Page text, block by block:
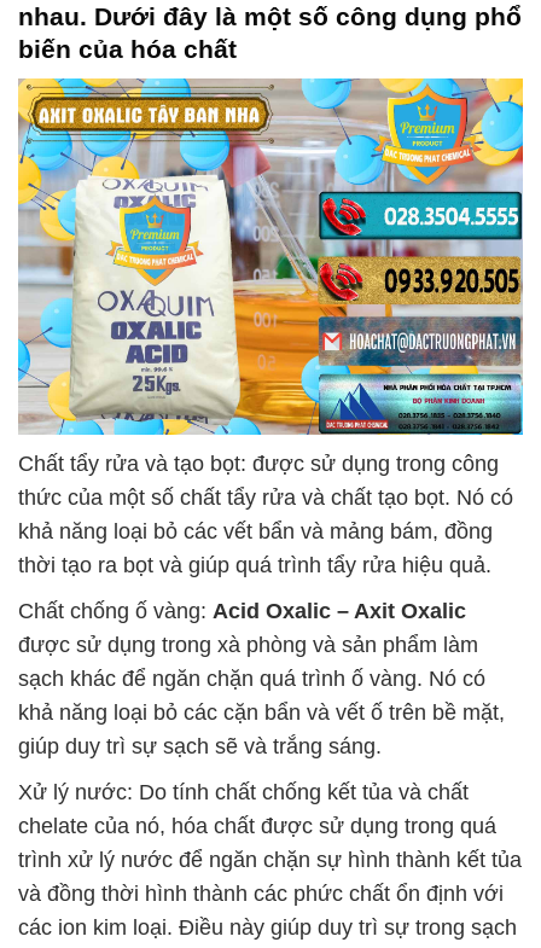
nhau. Dưới đây là một số công dụng phổ
biến của hóa chất
Chất tẩy rửa và tạo bọt: được sử dụng trong công
thức của một số chất tẩy rửa và chất tạo bọt. Nó có
khả năng loại bỏ các vết bẩn và mảng bám, đồng
thời tạo ra bọt và giúp quá trình tẩy rửa hiệu quả.
Chất chống ố vàng: Acid Oxalic – Axit Oxalic
được sử dụng trong xà phòng và sản phẩm làm
sạch khác để ngăn chặn quá trình ố vàng. Nó có
khả năng loại bỏ các cặn bẩn và vết ố trên bề mặt,
giúp duy trì sự sạch sẽ và trắng sáng.
Xử lý nước: Do tính chất chống kết tủa và chất
chelate của nó, hóa chất được sử dụng trong quá
trình xử lý nước để ngăn chặn sự hình thành kết tủa
và đồng thời hình thành các phức chất ổn định với
các ion kim loại. Điều này giúp duy trì sự trong sạch